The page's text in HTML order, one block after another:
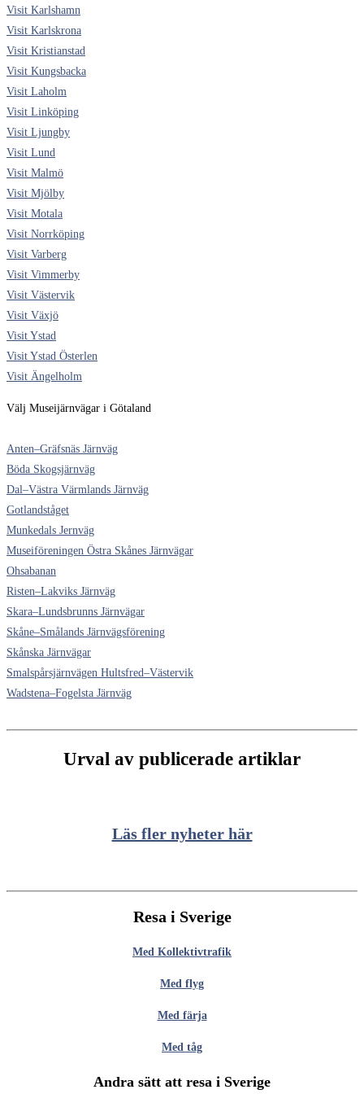
Visit Karlshamn
Visit Karlskrona
Visit Kristianstad
Visit Kungsbacka
Visit Laholm
Visit Linköping
Visit Ljungby
Visit Lund
Visit Malmö
Visit Mjölby
Visit Motala
Visit Norrköping
Visit Varberg
Visit Vimmerby
Visit Västervik
Visit Växjö
Visit Ystad
Visit Ystad Österlen
Visit Ängelholm
Välj Museijärnvägar i Götaland
Anten–Gräfsnäs Järnväg
Böda Skogsjärnväg
Dal–Västra Värmlands Järnväg
Gotlandståget
Munkedals Jernväg
Museiföreningen Östra Skånes Järnvägar
Ohsabanan
Risten–Lakviks Järnväg
Skara–Lundsbrunns Järnvägar
Skåne–Smålands Järnvägsförening
Skånska Järnvägar
Smalspårsjärnvägen Hultsfred–Västervik
Wadstena–Fogelsta Järnväg
Urval av publicerade artiklar
Läs fler nyheter här
Resa i Sverige
Med Kollektivtrafik
Med flyg
Med färja
Med tåg
Andra sätt att resa i Sverige